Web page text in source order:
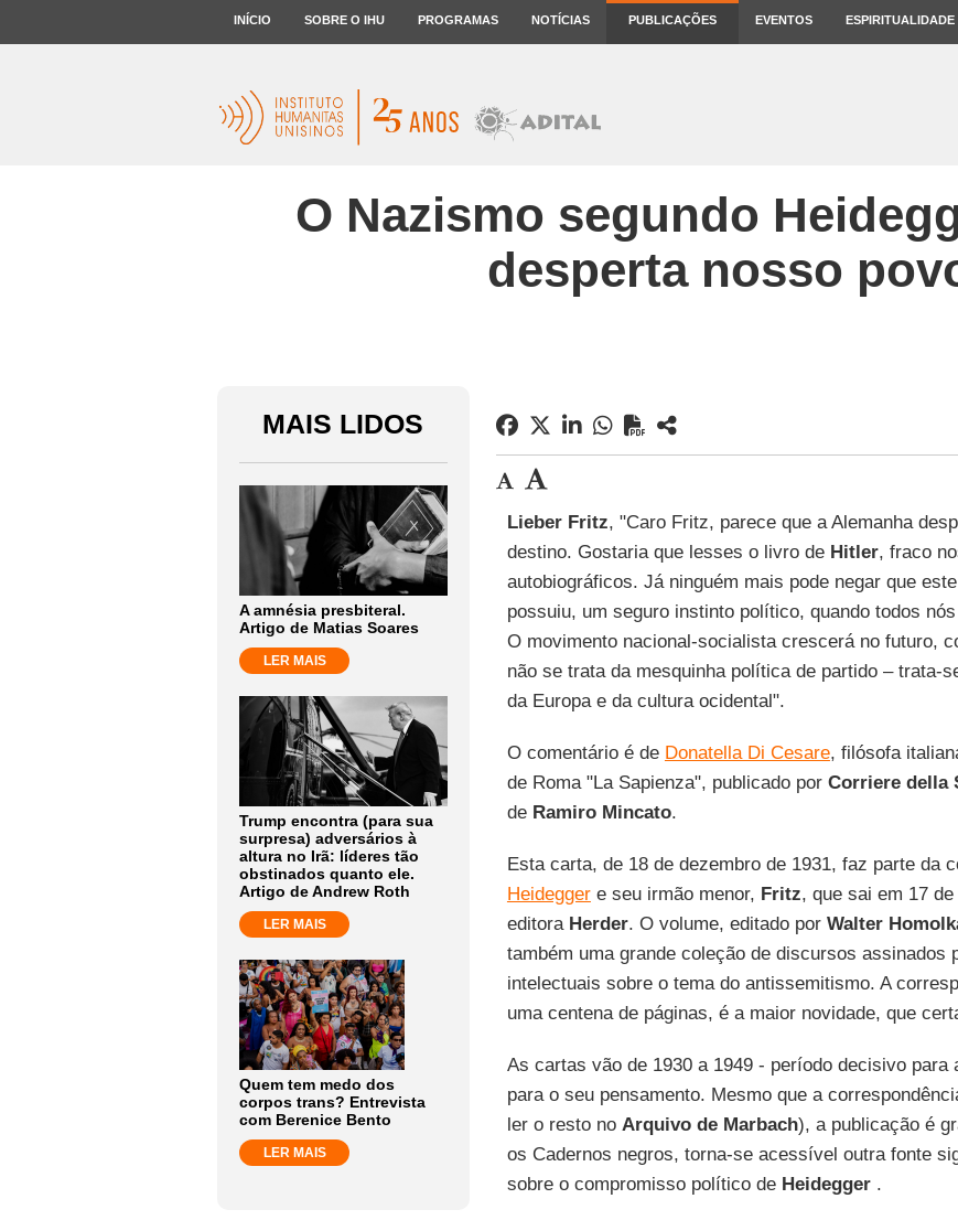
INÍCIO SOBRE O IHU PROGRAMAS NOTÍCIAS PUBLICAÇÕES EVENTOS ESPIRITUALIDADE
O Nazismo segundo
desperta nosso
MAIS LIDOS
A amnésia presbiteral.
Artigo de Matias Soares
LER MAIS
Trump encontra (para sua
surpresa) adversários à
altura no Irã: líderes tão
obstinados quanto ele.
Artigo de Andrew Roth
LER MAIS
Quem tem medo dos
corpos trans? Entrevista
com Berenice Bento
LER MAIS
Lieber Fritz, "Caro Fritz, parece que a Alemanha
destino. Gostaria que lesses o livro de Hitler, fraco
autobiográficos. Já ninguém mais pode negar que
possuiu, um seguro instinto político, quando todos
O movimento nacional-socialista crescerá no futuro,
não se trata da mesquinha política de partido – trata-
da Europa e da cultura ocidental".
O comentário é de Donatella Di Cesare, filósofa
de Roma "La Sapienza", publicado porCorriere della
de Ramiro Mincato.
Esta carta, de 18 de dezembro de 1931, faz parte da
Heideggere seu irmão menor, Fritz, que sai em 17
editora Herder. O volume, editado porWalter
também uma grande coleção de discursos assinados
intelectuais sobre o tema do antissemitismo. A
uma centena de páginas, é a maior novidade, que
As cartas vão de 1930 a 1949 - período decisivo para
para o seu pensamento. Mesmo que a
ler o resto no Arquivo de Marbach), a publicação é
os Cadernos negros, torna-se acessível outra fonte
sobre o compromisso político de Heidegger.